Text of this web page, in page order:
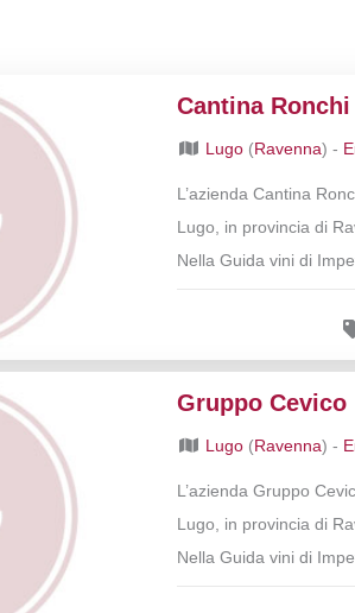
Cantina Ronchi
Lugo (Ravenna) -
L’azienda Cantina
Lugo, in provincia di
Nella Guida vini di
Gruppo Cevico
Lugo (Ravenna) -
L’azienda Gruppo
Lugo, in provincia di
Nella Guida vini di